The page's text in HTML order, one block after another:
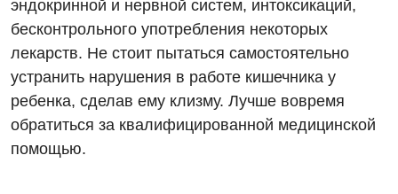
эндокринной и нервной систем, интоксикаций,
бесконтрольного употребления некоторых
лекарств. Не стоит пытаться самостоятельно
устранить нарушения в работе кишечника у
ребенка, сделав ему клизму. Лучше вовремя
обратиться за квалифицированной медицинской
помощью.